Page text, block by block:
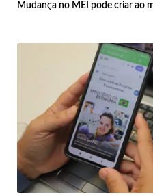
Mudança no MEI pode criar ao